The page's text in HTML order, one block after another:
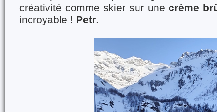
créativité comme skier sur unecrème
incroyable ! Petr.